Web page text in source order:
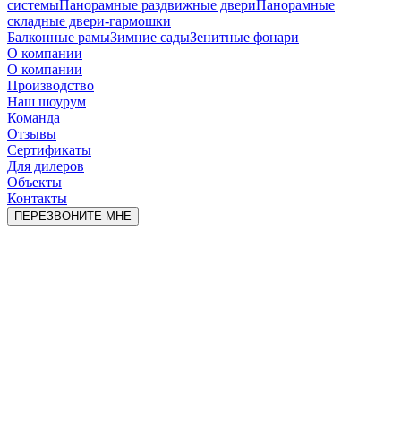
системыПанорамные раздвижные двериПанорамные
складные двери-гармошки
Балконные рамыЗимние садыЗенитные фонари
О компании
О компании
Производство
Наш шоурум
Команда
Отзывы
Сертификаты
Для дилеров
Объекты
Контакты
ПЕРЕЗВОНИТЕ МНЕ